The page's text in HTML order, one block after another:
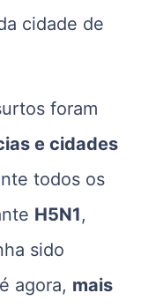
cidade de
foram
e cidades
todos os
H5N1,
sido
agora, mais